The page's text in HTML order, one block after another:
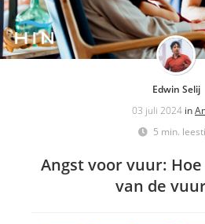
Edwin Selij
03 juli 2024 in
5 min.
Angst voor vuur:
van de